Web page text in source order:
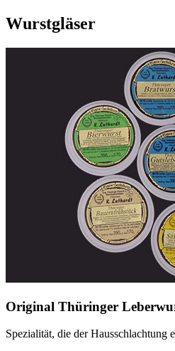
Wurstgläser
Original Thüringer
Spezialität, die der Hausschlachtung